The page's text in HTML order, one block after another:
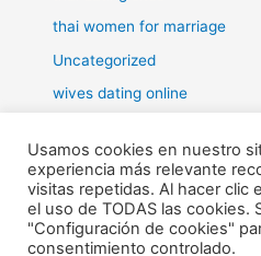
thai women for marriage
Uncategorized
wives dating online
Todos los derechos © 2026 RHE |
Usamos cookies en nuestro
experiencia más relevante
visitas repetidas. Al hacer clic
el uso de TODAS las cookies.
"Configuración de cookies"
consentimiento controlado.